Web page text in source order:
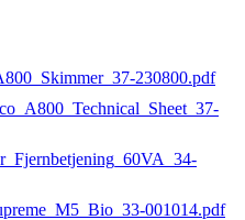
230800.pdf
001014.pdf